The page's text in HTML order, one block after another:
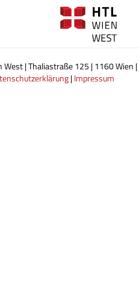
| Thaliastraße 125 | 1160 Wien |
| Impressum